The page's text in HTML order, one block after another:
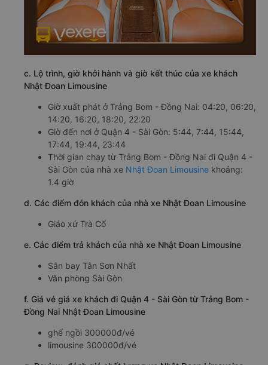
c. Lộ trình, giờ khởi hành và giờ kết thúc của xe khách
Nhật Đoan Limousine
Giờ xuất phát ở Trảng Bom - Đồng Nai: 04:20, 06:20,
14:20, 16:20, 18:20, 22:20
Giờ đến nơi ở Quận 4 - Sài Gòn: 5:44, 7:44, 15:44,
17:44, 19:44, 23:44
Thời gian chạy từ Trảng Bom - Đồng Nai đi Quận 4 -
Sài Gòn của nhà xe Nhật Đoan Limousine khoảng:
1.4 giờ
d. Các điểm đón khách của nhà xe Nhật Đoan Limousine
Giáo xứ Trà Cổ
e. Các điểm trả khách của nhà xe Nhật Đoan Limousine
Sân bay Tân Sơn Nhất
Văn phòng Sài Gòn
f. Giá vé giá xe khách đi Quận 4 - Sài Gòn từ Trảng Bom -
Đồng Nai Nhật Đoan Limousine
ghế ngồi 300000đ/vé
limousine 300000đ/vé